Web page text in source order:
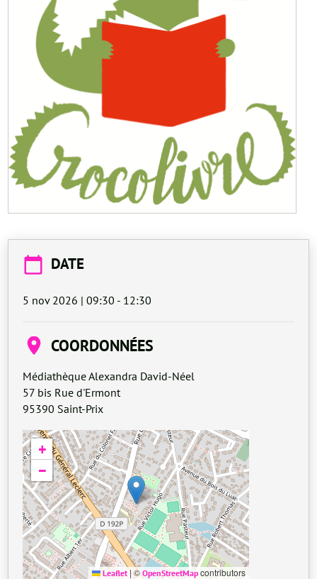
DATE
5 nov 2026 | 09:30 - 12:30
COORDONNÉES
Médiathèque Alexandra David-Néel
57 bis Rue d'Ermont
95390 Saint-Prix
+
−
Leaflet |©OpenStreetMap contributors